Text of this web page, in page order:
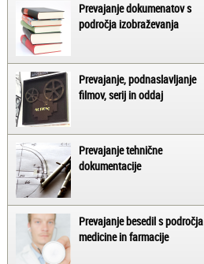
Prevajanje dokumenatov s
področja izobraževanja
Prevajanje, podnaslavljanje
filmov, serij in oddaj
Prevajanje tehnične
dokumentacije
Prevajanje besedil s področja
medicine in farmacije